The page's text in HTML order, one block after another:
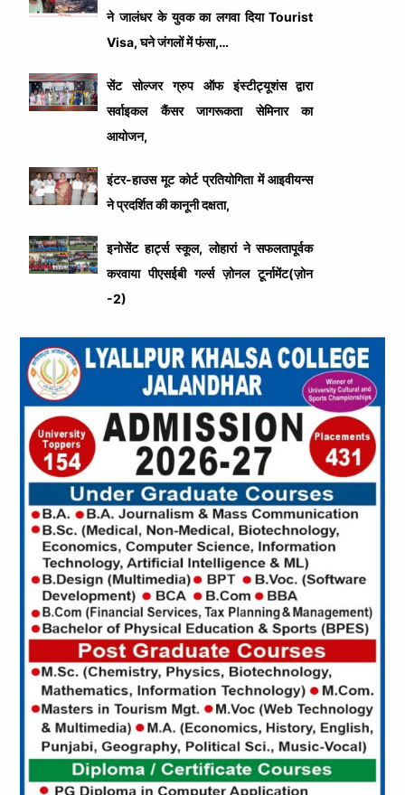
ने जालंधर के युवक का लगवा दिया Tourist
Visa, घने जंगलों में फंसा,…
सेंट सोल्जर ग्रुप ऑफ इंस्टीट्यूशंस द्वारा
सर्वाइकल कैंसर जागरूकता सेमिनार का
आयोजन,
इंटर-हाउस मूट कोर्ट प्रतियोगिता में आइवीयन्स
ने प्रदर्शित की कानूनी दक्षता,
इनोसेंट हार्ट्स स्कूल, लोहारां ने सफलतापूर्वक
करवाया पीएसईबी गर्ल्स ज़ोनल टूर्नामेंट(ज़ोन
-2)